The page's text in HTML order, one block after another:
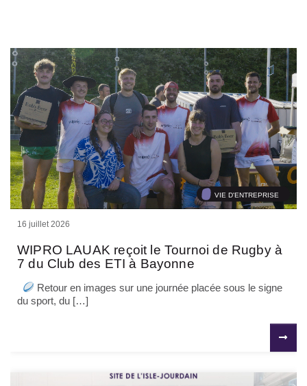
VIE D'ENTREPRISE
16 juillet 2026
WIPRO LAUAK reçoit le Tournoi de Rugby à
7 du Club des ETI à Bayonne
Retour en images sur une journée placée sous le signe
du sport, du […]